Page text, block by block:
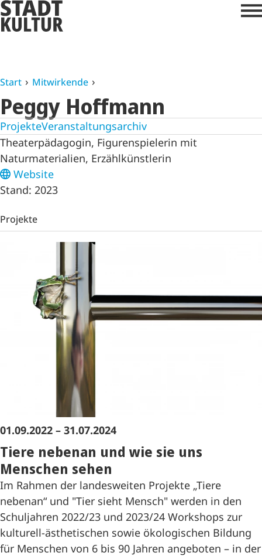
Start Mitwirkende
Peggy Hoffmann
ProjekteVeranstaltungsarchiv
Theaterpädagogin, Figurenspielerin mit
Naturmaterialien, Erzählkünstlerin
Website
Stand: 2023
Projekte
01.09.2022 – 31.07.2024
Tiere nebenan und wie sie uns
Menschen sehen
Im Rahmen der landesweiten Projekte „Tiere
nebenan“ und "Tier sieht Mensch" werden in den
Schuljahren 2022/23 und 2023/24 Workshops zur
kulturell-ästhetischen sowie ökologischen Bildung
für Menschen von 6 bis 90 Jahren angeboten – in der